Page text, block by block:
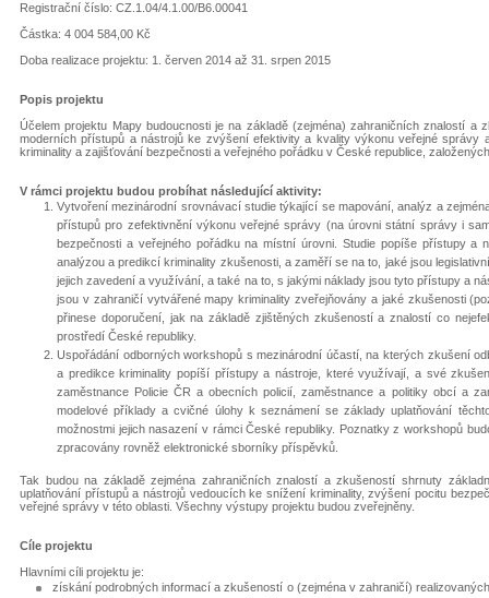
Registrační číslo: CZ.1.04/4.1.00/B6.00041
Částka: 4 004 584,00 Kč
Doba realizace projektu: 1. červen 2014 až 31. srpen 2015
Popis projektu
Účelem projektu Mapy budoucnosti je na základě (zejména) zahraničních znalostí a
moderních přístupů a nástrojů ke zvýšení efektivity a kvality výkonu veřejné správy
kriminality a zajišťování bezpečnosti a veřejného pořádku v České republice,
V rámci projektu budou probíhat následující aktivity:
Vytvoření mezinárodní srovnávací studie týkající se mapování, analýz a
přístupů pro zefektivnění výkonu veřejné správy (na úrovni státní správy i
bezpečnosti a veřejného pořádku na místní úrovni. Studie popíše přístupy
analýzou a predikcí kriminality zkušenosti, a zaměří se na to, jaké jsou
jejich zavedení a využívání, a také na to, s jakými náklady jsou tyto přístupy a
jsou v zahraničí vytvářené mapy kriminality zveřejňovány a jaké zkušenosti
přinese doporučení, jak na základě zjištěných zkušeností a znalostí co
prostředí České republiky.
Uspořádání odborných workshopů s mezinárodní účastí, na kterých zkušení
a predikce kriminality popíší přístupy a nástroje, které využívají, a své
zaměstnance Policie ČR a obecních policií, zaměstnance a politiky obcí a
modelové příklady a cvičné úlohy k seznámení se základy uplatňování
možnostmi jejich nasazení v rámci České republiky. Poznatky z workshopů
zpracovány rovněž elektronické sborníky příspěvků.
Tak budou na základě zejména zahraničních znalostí a zkušeností shrnuty
uplatňování přístupů a nástrojů vedoucích ke snížení kriminality, zvýšení pocitu
veřejné správy v této oblasti. Všechny výstupy projektu budou zveřejněny.
Cíle projektu
Hlavními cíli projektu je:
získání podrobných informací a zkušeností o (zejména v zahraničí)